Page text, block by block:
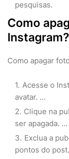
pesquisas.
Como
Instagram?
Como apagar
Acesse o
avatar. ...
Clique na
ser apagada. ...
Exclua a
pontos do